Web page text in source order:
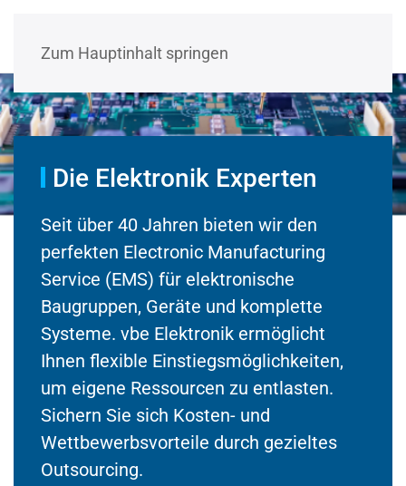
Zum Hauptinhalt springen
Die Elektronik Experten
Seit über 40 Jahren bieten wir den
perfekten Electronic Manufacturing
Service (EMS) für elektronische
Baugruppen, Geräte und komplette
Systeme. vbe Elektronik ermöglicht
Ihnen flexible Einstiegsmöglichkeiten,
um eigene Ressourcen zu entlasten.
Sichern Sie sich Kosten- und
Wettbewerbsvorteile durch gezieltes
Outsourcing.